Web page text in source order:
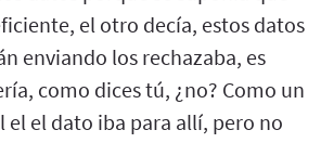
el otro decía, estos datos
enviando los rechazaba, es
como dices tú, ¿no? Como un
el el dato iba para allí, pero no